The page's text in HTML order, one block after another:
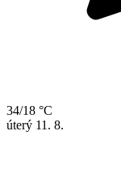
34/18 °C
úterý 11. 8.